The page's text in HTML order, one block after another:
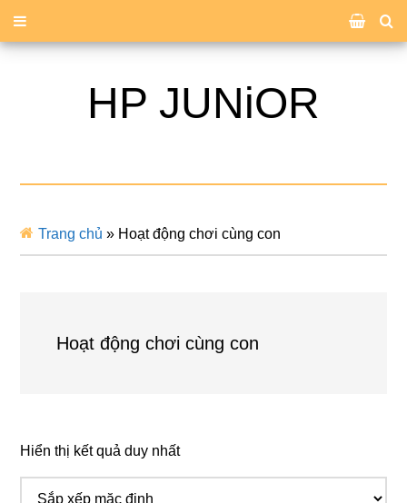
HP JUNiOR
Trang chủ » Hoạt động chơi cùng con
Hoạt động chơi cùng con
Hiển thị kết quả duy nhất